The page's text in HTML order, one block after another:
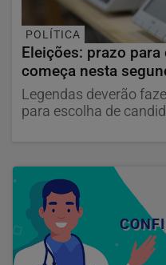
POLÍTICA
Eleições: prazo
começa nesta
Legendas deverão
para escolha de